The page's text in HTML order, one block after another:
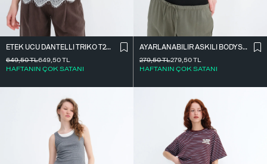
ETEK UCU DANTELLI TRIKO T261025
649,50TL
HAFTANIN ÇOK SATANI
649,50TL
AYARLANABILIR ASKILI BODYSUIT Z2011
279,50TL
HAFTANIN ÇOK SATANI
279,50TL